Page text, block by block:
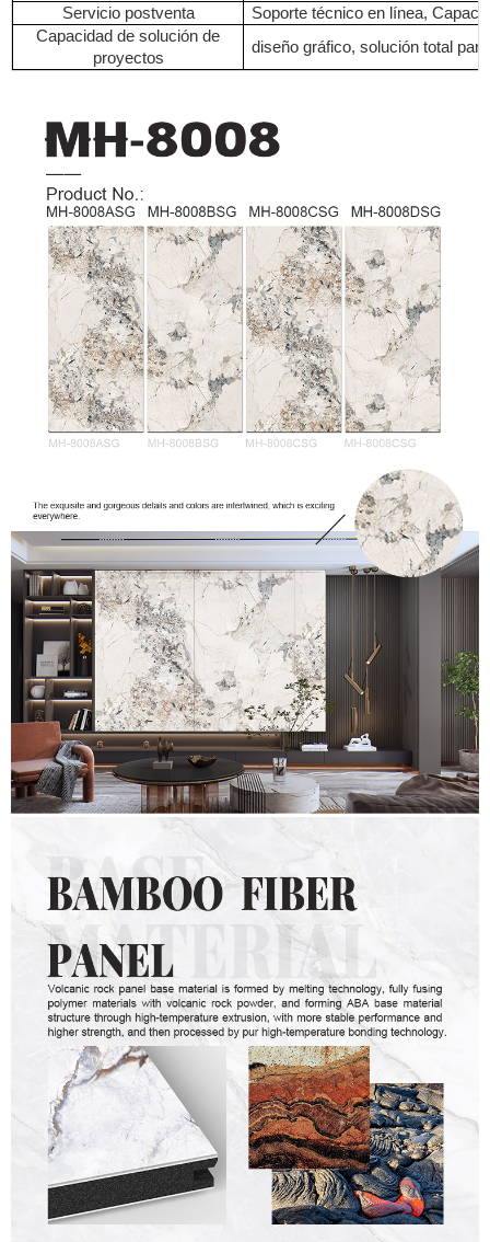
Servicio postventa
Soporte técnico en línea,
Capacidad de solución de
proyectos
diseño gráfico, solución total